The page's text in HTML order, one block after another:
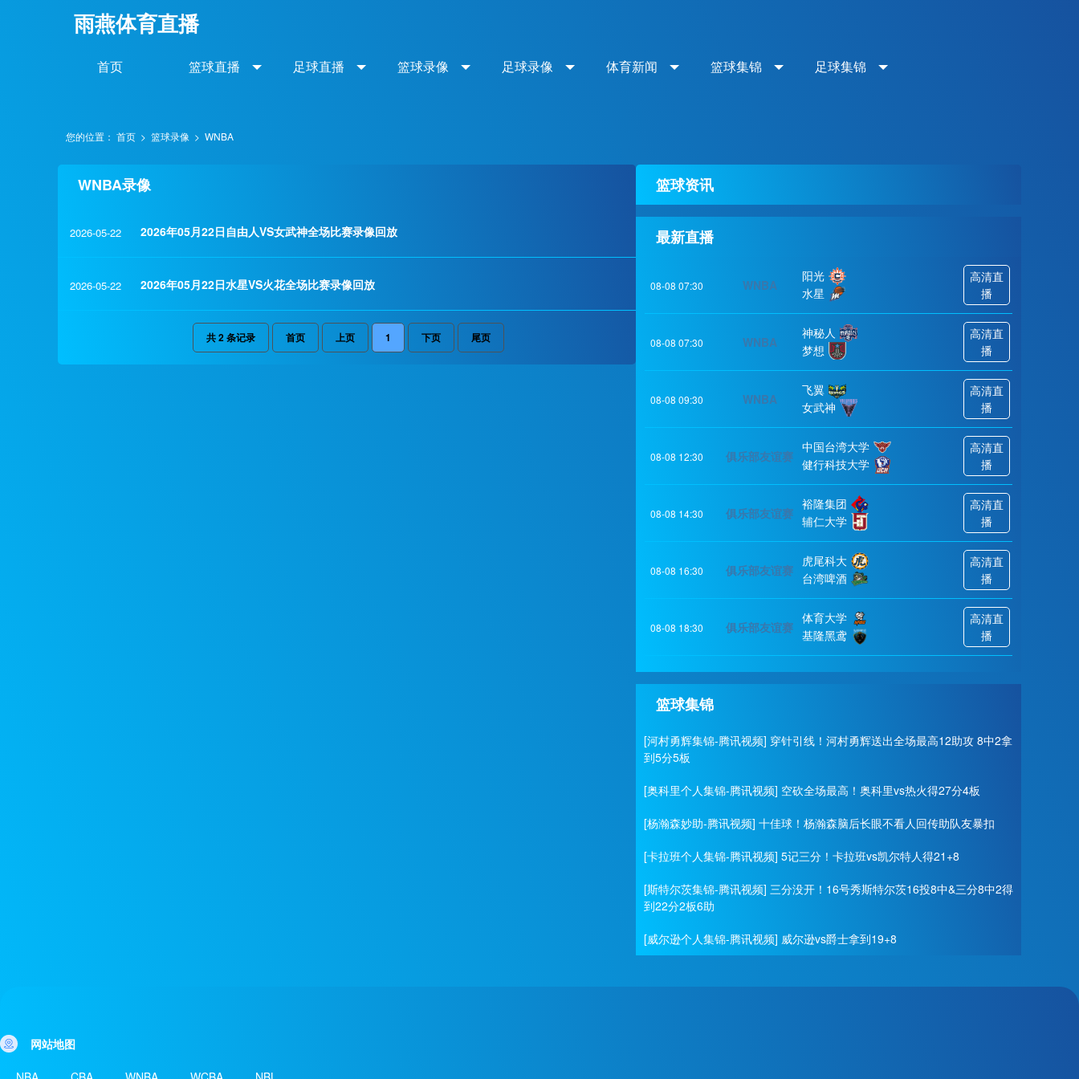
雨燕体育直播
首页 篮球直播 足球直播 篮球录像 足球录像 体育新闻 篮球集锦 足球集锦
您的位置： 首页 > 篮球录像 > WNBA
WNBA录像
2026-05-22 2026年05月22日自由人VS女武神全场比赛录像回放
2026-05-22 2026年05月22日水星VS火花全场比赛录像回放
共2条记录 首页 上页 1 下页 尾页
篮球资讯
最新直播
08-08 07:30 WNBA
阳光
水星
高清直
播
08-08 07:30 WNBA
神秘人
梦想
高清直
播
08-08 09:30 WNBA
飞翼
女武神
高清直
播
08-08 12:30 俱乐部友谊赛
中国台湾大学
健行科技大学
高清直
播
08-08 14:30 俱乐部友谊赛
裕隆集团
辅仁大学
高清直
播
08-08 16:30 俱乐部友谊赛
虎尾科大
台湾啤酒
高清直
播
08-08 18:30 俱乐部友谊赛
体育大学
基隆黑鸢
高清直
播
篮球集锦
[河村勇辉集锦-腾讯视频] 穿针引线！河村勇辉送出全场最高12助攻 8中2拿
到5分5板
[奥科里个人集锦-腾讯视频] 空砍全场最高！奥科里vs热火得27分4板
[杨瀚森妙助-腾讯视频] 十佳球！杨瀚森脑后长眼不看人回传助队友暴扣
[卡拉班个人集锦-腾讯视频] 5记三分！卡拉班vs凯尔特人得21+8
[斯特尔茨集锦-腾讯视频] 三分没开！16号秀斯特尔茨16投8中&三分8中2得
到22分2板6助
[威尔逊个人集锦-腾讯视频] 威尔逊vs爵士拿到19+8
网站地图